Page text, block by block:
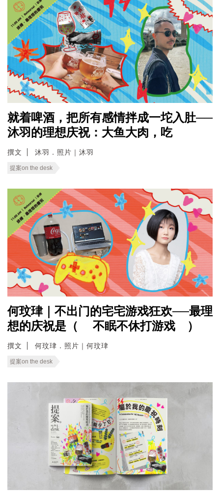
就着啤酒，把所有感情拌成一坨入肚──
沐羽的理想庆祝：大鱼大肉，吃
撰文 沐羽．照片｜沐羽
提案on the desk
何玟珒｜不出门的宅宅游戏狂欢──最理
想的庆祝是（ 不眠不休打游戏 ）
撰文 何玟珒．照片｜何玟珒
提案on the desk